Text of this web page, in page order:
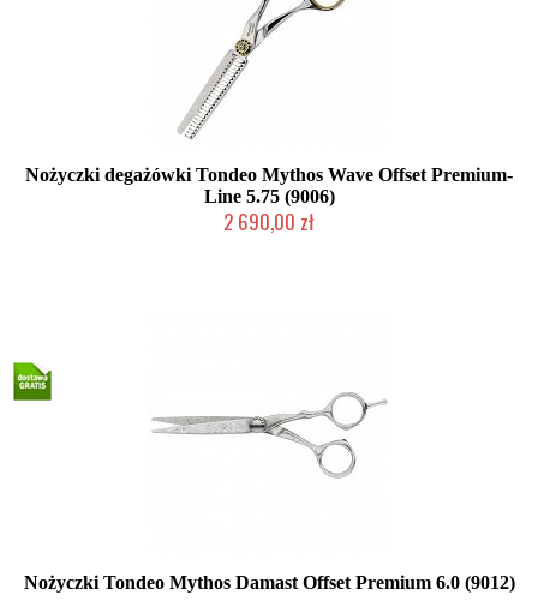
Nożyczki degażówki Tondeo Mythos Wave Offset Premium-
Line 5.75 (9006)
2 690,00 zł
Nożyczki Tondeo Mythos Damast Offset Premium 6.0 (9012)